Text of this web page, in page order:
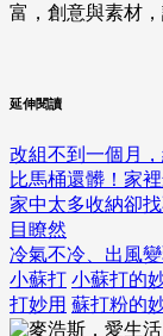
富，創意與素材
延伸閱讀
改組不到一個月
比馬桶還髒！家
家中太多收納卻
目瞭然
冷氣不冷、出風
小蘇打 小蘇打的
打妙用 蘇打粉的